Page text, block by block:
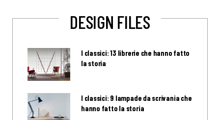
DESIGN FILES
I classici: 13 librerie che hanno fatto
la storia
I classici: 9 lampade da scrivania che
hanno fatto la storia